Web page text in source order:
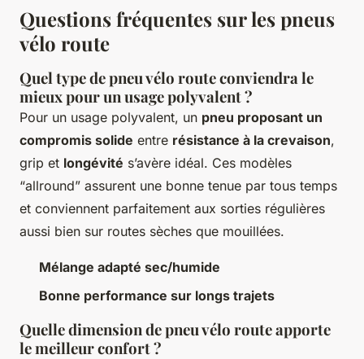
Questions fréquentes sur les pneus
vélo route
Quel type de pneu vélo route conviendra le
mieux pour un usage polyvalent ?
Pour un usage polyvalent, un pneu proposant un
compromis solide entre résistance à la crevaison,
grip et longévité s’avère idéal. Ces modèles
“allround” assurent une bonne tenue par tous temps
et conviennent parfaitement aux sorties régulières
aussi bien sur routes sèches que mouillées.
Mélange adapté sec/humide
Bonne performance sur longs trajets
Quelle dimension de pneu vélo route apporte
le meilleur confort ?